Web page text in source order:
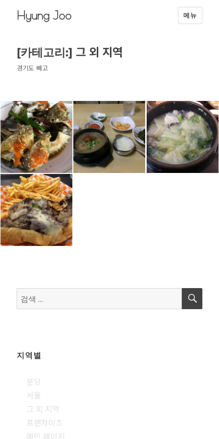
Hyung Joo 메뉴
[카테고리:] 그 외 지역
경기도 빼고
검
색:
검
지역별
분당
서울
그 외 지역
프랜차이즈
메인 페이지